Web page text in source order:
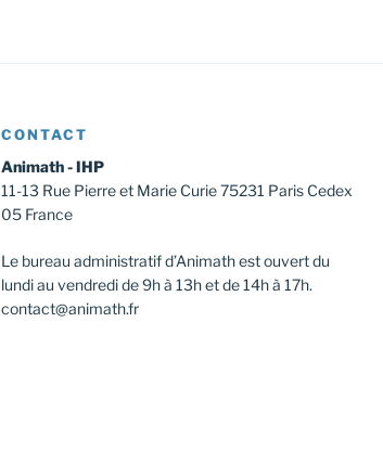
CONTACT
Animath - IHP
11-13 Rue Pierre et Marie Curie 75231 Paris Cedex
05 France
Le bureau administratif d’Animath est ouvert du
lundi au vendredi de 9h à 13h et de 14h à 17h.
contact@animath.fr